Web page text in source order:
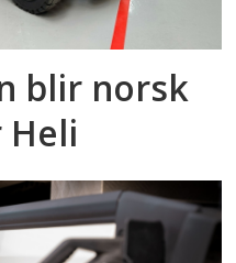
blir norsk